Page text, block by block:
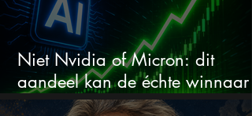
Niet Nvidia of Micron: dit
aandeel kan de échte winnaar
van de AI-race worden